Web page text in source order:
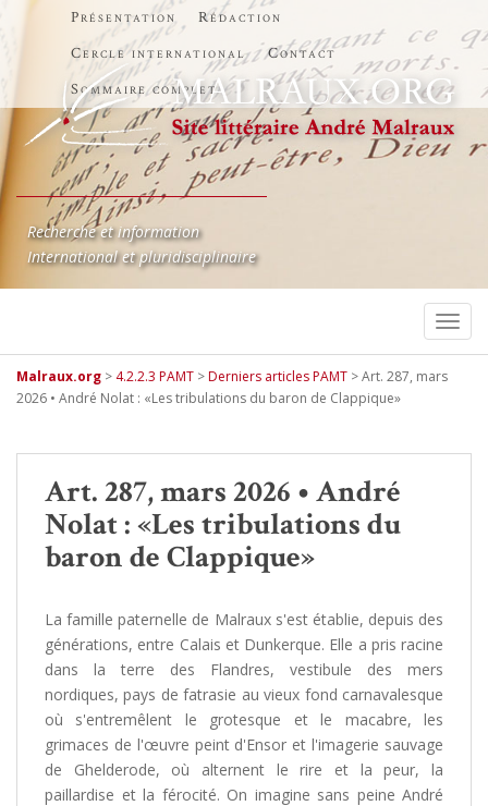
Présentation
Rédaction
Cercle international
Contact
Sommaire complet
Recherche et information
International et pluridisciplinaire
Malraux.org > 4.2.2.3 PAMT >Derniers articles PAMT >Art. 287, mars
2026 • André Nolat : «Les tribulations du baron de Clappique»
Art. 287, mars 2026 • André
Nolat : «Les tribulations du
baron de Clappique»
La famille paternelle de Malraux s'est établie, depuis des
générations, entre Calais et Dunkerque. Elle a pris racine
dans la terre des Flandres, vestibule des mers
nordiques, pays de fatrasie au vieux fond carnavalesque
où s'entremêlent le grotesque et le macabre, les
grimaces de l'œuvre peint d'Ensor et l'imagerie sauvage
de Ghelderode, où alternent le rire et la peur, la
paillardise et la férocité. On imagine sans peine André